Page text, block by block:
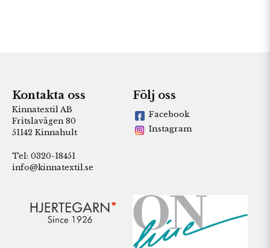
Kontakta oss
Kinnatextil AB
Fritslavägen 80
51142 Kinnahult
Tel: 0320-18451
info@kinnatextil.se
Följ oss
Facebook
Instagram